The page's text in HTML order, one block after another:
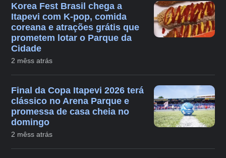
Korea Fest Brasil chega a
Itapevi com K-pop, comida
coreana e atrações grátis que
prometem lotar o Parque da
Cidade
2 mêss atrás
Final da Copa Itapevi 2026 terá
clássico no Arena Parque e
promessa de casa cheia no
domingo
2 mêss atrás